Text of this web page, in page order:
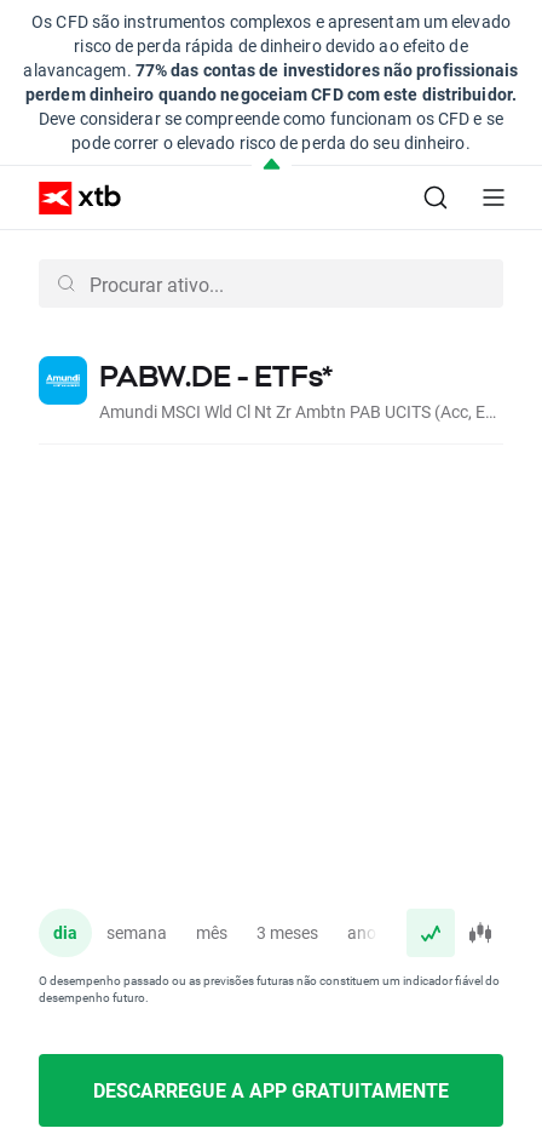
Os CFD são instrumentos complexos e apresentam um elevado
risco de perda rápida de dinheiro devido ao efeito de
alavancagem. 77% das contas de investidores não profissionais
perdem dinheiro quando negoceiam CFD com este distribuidor.
Deve considerar se compreende como funcionam os CFD e se
pode correr o elevado risco de perda do seu dinheiro.
PABW.DE - ETFs*
Amundi MSCI Wld Cl Nt Zr Ambtn PAB UCITS (Acc, EUR)
dia semana mês 3 meses ano
O desempenho passado ou as previsões futuras não constituem um indicador fiável do
desempenho futuro.
DESCARREGUE A APP GRATUITAMENTE